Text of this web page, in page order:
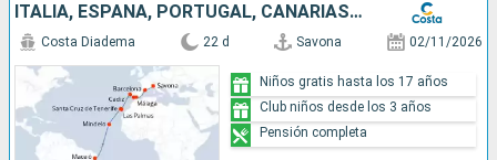
ITALIA, ESPAÑA, PORTUGAL, CANARIAS, CABO VERDE, BRASIL
Costa Diadema 22 d Savona 02/11/2026
Niños gratis hasta los 17 años
Club niños desde los 3 años
Pensión completa